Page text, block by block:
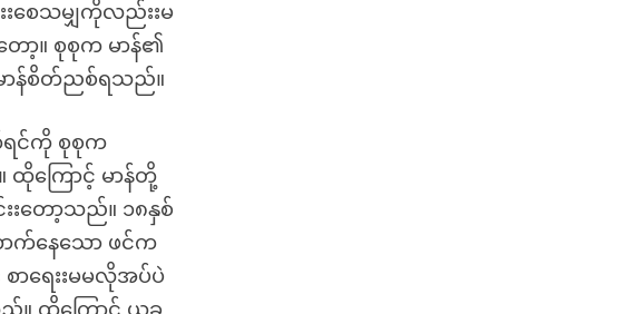
ေသမျှကိုလည်းးမ
ာ့။ စုစုက မာန်၏
ာန်စိတ်ညစ်ရသည်။
ရင်ကို စုစုက
ကြောင့် မာန်တို့
းးတော့သည်။ ၁၈နှစ်
က်နေသော ဖင်က
ာရေးးမမလိုအပ်ပဲ
ည်။ ထိုကြောင့် ယခု